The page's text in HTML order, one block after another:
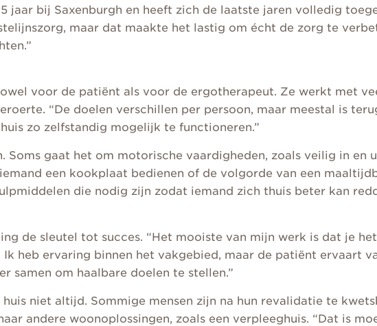
jaar bij Saxenburgh en heeft zich de laatste jaren volledig
maar dat maakte het lastig om écht de zorg te
voor de patiënt als voor de ergotherapeut. Ze werkt met
“De doelen verschillen per persoon, maar meestal is
zo zelfstandig mogelijk te functioneren.”
Soms gaat het om motorische vaardigheden, zoals veilig in
een kookplaat bedienen of de volgorde van een
die nodig zijn zodat iemand zich thuis beter kan
de sleutel tot succes. “Het mooiste van mijn werk is dat je
Ik heb ervaring binnen het vakgebied, maar de patiënt ervaart
samen om haalbare doelen te stellen.”
niet altijd. Sommige mensen zijn na hun revalidatie te
andere woonoplossingen, zoals een verpleeghuis. “Dat is